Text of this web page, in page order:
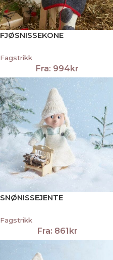
FJØSNISSEKONE
Fagstrikk
Fra: 994kr
SNØNISSEJENTE
Fagstrikk
Fra: 861kr